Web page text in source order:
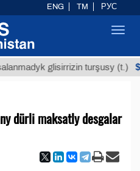
glisirrizin turşusy (t.)
dürli maksatly desgalar
ENG TM РУС